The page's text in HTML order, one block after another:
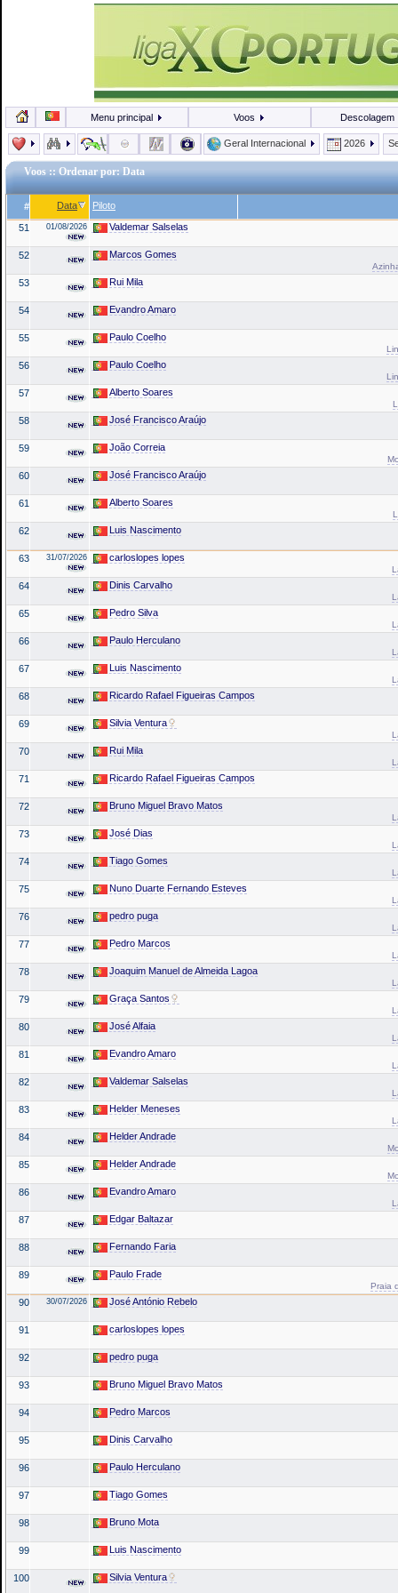
Menu principal Voos Descolagem
Geral Internacional 2026
Voos :: Ordenar por: Data
# Data Piloto
51 01/08/2026 Valdemar Salselas
52 Marcos Gomes
53 Rui Mila
54 Evandro Amaro
55 Paulo Coelho
56 Paulo Coelho
57 Alberto Soares
58 José Francisco Araújo
59 João Correia
60 José Francisco Araújo
61 Alberto Soares
62 Luis Nascimento
63 31/07/2026 carloslopes lopes
64 Dinis Carvalho
65 Pedro Silva
66 Paulo Herculano
67 Luis Nascimento
68 Ricardo Rafael Figueiras Campos
69 Silvia Ventura
70 Rui Mila
71 Ricardo Rafael Figueiras Campos
72 Bruno Miguel Bravo Matos
73 José Dias
74 Tiago Gomes
75 Nuno Duarte Fernando Esteves
76 pedro puga
77 Pedro Marcos
78 Joaquim Manuel de Almeida Lagoa
79 Graça Santos
80 José Alfaia
81 Evandro Amaro
82 Valdemar Salselas
83 Helder Meneses
84 Helder Andrade
85 Helder Andrade
86 Evandro Amaro
87 Edgar Baltazar
88 Fernando Faria
89 Paulo Frade
Praia
90 30/07/2026 José António Rebelo
91 carloslopes lopes
92 pedro puga
93 Bruno Miguel Bravo Matos
94 Pedro Marcos
95 Dinis Carvalho
96 Paulo Herculano
97 Tiago Gomes
98 Bruno Mota
99 Luis Nascimento
100 Silvia Ventura